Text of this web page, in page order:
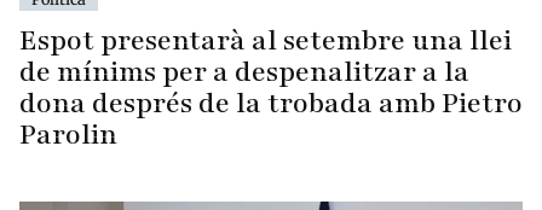
Espot presentarà al setembre una llei
de mínims per a despenalitzar a la
dona després de la trobada amb Pietro
Parolin